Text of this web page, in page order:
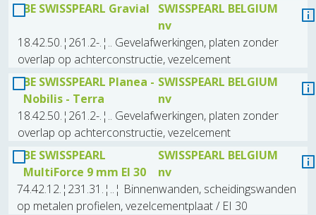
BE SWISSPEARL Gravial
SWISSPEARL BELGIUM
nv
18.42.50.¦261.2-.¦.. Gevelafwerkingen, platen zonder
overlap op achterconstructie, vezelcement
BE SWISSPEARL Planea -
Nobilis - Terra
SWISSPEARL BELGIUM
nv
18.42.50.¦261.2-.¦.. Gevelafwerkingen, platen zonder
overlap op achterconstructie, vezelcement
BE SWISSPEARL
MultiForce 9 mm EI 30
SWISSPEARL BELGIUM
nv
74.42.12.¦231.31.¦..¦ Binnenwanden, scheidingswanden
op metalen profielen, vezelcementplaat / EI 30